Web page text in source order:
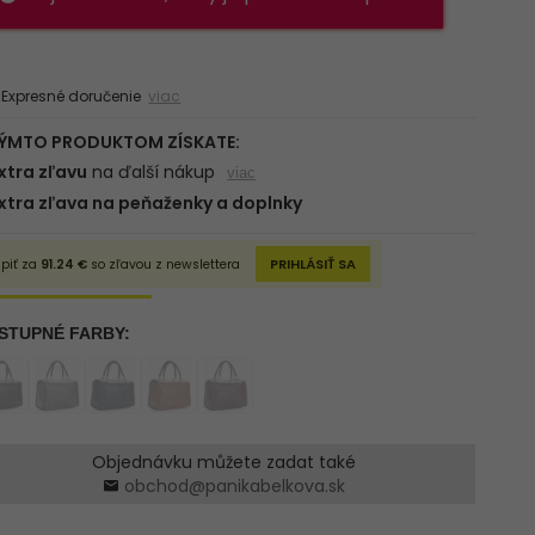
doručenie viac
Objednávku můžete zadat také
obchod@panikabelkova.sk